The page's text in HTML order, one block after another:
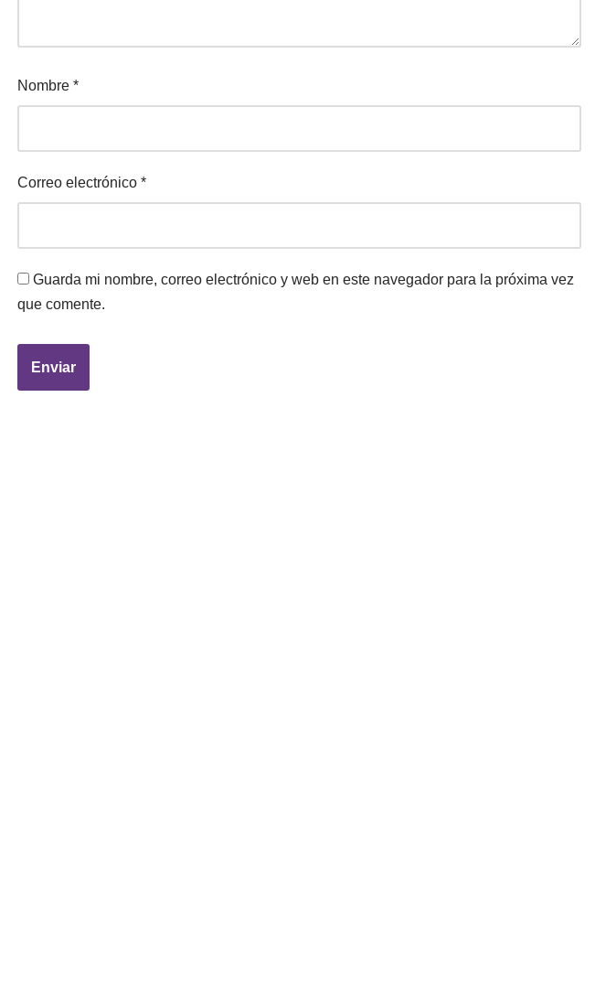
Nombre *
Correo electrónico *
Guarda mi nombre, correo electrónico y web en este navegador para la próxima vez
que comente.